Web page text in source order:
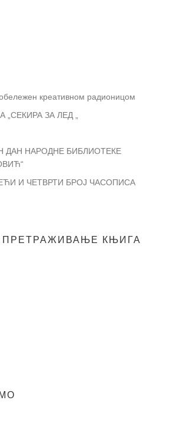
креативном радионицом
ЗА ЛЕД „
ДАН НАРОДНЕ БИБЛИОТЕКЕ
И ЧЕТВРТИ БРОЈ ЧАСОПИСА
ПРЕТРАЖИВАЊЕ КЊИГА